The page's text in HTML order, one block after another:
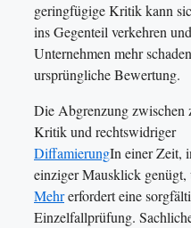
geringfügige Kritik kann
ins Gegenteil verkehren
Unternehmen mehr
ursprüngliche Bewertung.
Die Abgrenzung zwischen
Kritik und rechtswidriger
DiffamierungIn einer Zeit,
einziger Mausklick
Mehrerfordert eine
Einzelfallprüfung.